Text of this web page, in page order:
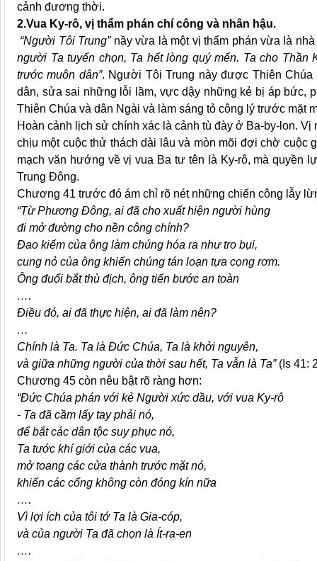
cảnh đương thời.
2.Vua Ky-rô, vị thẩm phán chí công và nhân hậu.
“Người Tôi Trung”nầy vừa là một vị thẩm phán vừa là
người Ta tuyển chọn, Ta hết lòng quý mến. Ta cho
trước muôn dân”. Người Tôi Trung này được Thiên
dân, sửa sai những lỗi lầm, vực dậy những kẻ bị áp bức,
Thiên Chúa và dân Ngài và làm sáng tỏ công lý trước mặt
Hoàn cảnh lịch sử chính xác là cảnh tù đày ở Ba-by-lon.
chịu một cuộc thử thách dài lâu và mòn mõi đợi chờ cuộc
mạch văn hướng về vị vua Ba tư tên là Ky-rô, mà quyền
Trung Đông.
Chương 41 trước đó ám chỉ rõ nét những chiến công lẫy
“Từ Phương Đông, ai đã cho xuất hiện người hùng
đi mở đường cho nền công chính?
Đao kiếm của ông làm chúng hóa ra như tro bụi,
cung nỏ của ông khiến chúng tán loạn tựa cọng rơm.
Ông đuổi bắt thù địch, ông tiến bước an toàn
….
Điều đó, ai đã thực hiện, ai đã làm nên?
…
Chính là Ta. Ta là Đức Chúa, Ta là khởi nguyên,
và giữa những người của thời sau hết, Ta vẫn là Ta”(Is 41:
Chương 45 còn nêu bật rõ ràng hơn:
“Đức Chúa phán với kẻ Người xức dầu, với vua Ky-rô
- Ta đã cầm lấy tay phải nó,
để bắt các dân tộc suy phục nó,
Ta tước khí giới của các vua,
mở toang các cửa thành trước mặt nó,
khiến các cổng không còn đóng kín nữa
….
Vì lợi ích của tôi tớ Ta là Gia-cóp,
và của người Ta đã chọn là Ít-ra-en
….